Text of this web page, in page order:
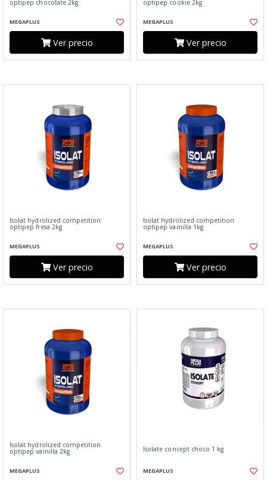
optipep chocolate 2kg
MEGAPLUS
Ver precio
optipep cookie 2kg
MEGAPLUS
Ver precio
Isolat hydrolized competition
optipep fresa 2kg
MEGAPLUS
Ver precio
Isolat hydrolized competition
optipep vainilla 1kg
MEGAPLUS
Ver precio
Isolat hydrolized competition
optipep vainilla 2kg
MEGAPLUS
Isolate concept choco 1 kg
MEGAPLUS